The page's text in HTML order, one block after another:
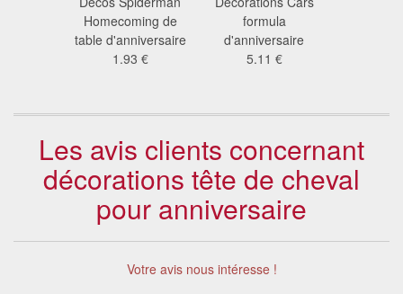
Homecoming de
table d'anniversaire
1.93 €
formula
d'anniversaire
5.11 €
Les avis clients concernant
décorations tête de cheval
pour anniversaire
Votre avis nous intéresse !